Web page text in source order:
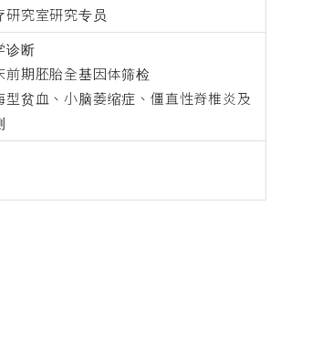
研究室研究专员
诊断
期胚胎全基因体筛检
贫血、小脑萎缩症、僵直性脊椎炎及